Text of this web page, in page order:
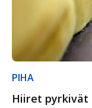
PIHA
Hiiret pyrkivät